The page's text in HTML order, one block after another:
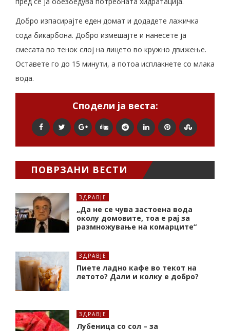
Добро изпасирајте еден домат и додадете лажичка
сода бикарбона. Добро измешајте и нанесете ја
смесата во тенок слој на лицето во кружно движење.
Оставете го до 15 минути, а потоа исплакнете со млака
вода.
Сподели ја веста:
ПОВРЗАНИ ВЕСТИ
ЗДРАВЈЕ
„Да не се чува застоена вода
околу домовите, тоа е рај за
размножување на комарците“
ЗДРАВЈЕ
Пиете ладно кафе во текот на
летото? Дали и колку е добро?
ЗДРАВЈЕ
Лубеница со сол – за